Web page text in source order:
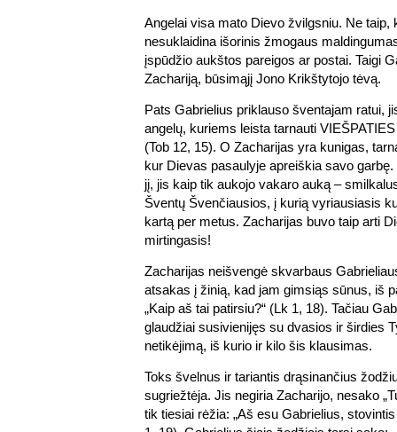
Angelai visa mato Dievo žvilgsniu. Ne taip,
nesuklaidina išorinis žmogaus
įspūdžio aukštos pareigos ar postai. Taigi
Zachariją, būsimąjį Jono Krikštytojo tėvą.
Pats Gabrielius priklauso šventajam ratui,
angelų, kuriems leista tarnauti
(Tob 12, 15). O Zacharijas yra kunigas,
kur Dievas pasaulyje apreiškia savo
jį, jis kaip tik aukojo vakaro auką –
Šventų Švenčiausios, į kurią vyriausiasis
kartą per metus. Zacharijas buvo taip arti
mirtingasis!
Zacharijas neišvengė skvarbaus
atsakas į žinią, kad jam gimsiąs sūnus, iš
„Kaip aš tai patirsiu?“ (Lk 1, 18). Tačiau
glaudžiai susivienijęs su dvasios ir širdies
netikėjimą, iš kurio ir kilo šis klausimas.
Toks švelnus ir tariantis drąsinančius
sugriežtėja. Jis negiria Zacharijo, nesako
tik tiesiai rėžia: „Aš esu Gabrielius,